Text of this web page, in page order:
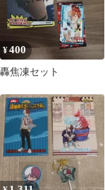
¥400
轟焦凍セット